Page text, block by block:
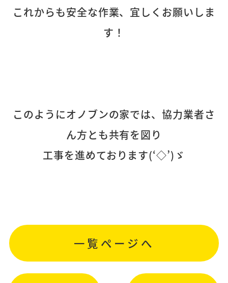
これからも安全な作業、宜しくお願いしま
す！
このようにオノブンの家では、協力業者さ
ん方とも共有を図り
工事を進めております(‘◇’)ゞ
一覧ページへ